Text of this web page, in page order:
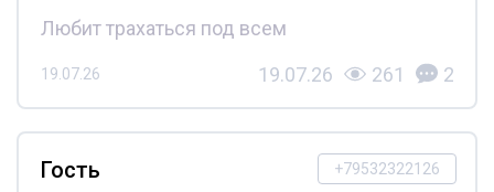
Любит трахаться под всем
19.07.26 19.07.26 261 2
+79532322126
Гость